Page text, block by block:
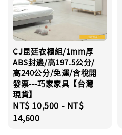
CJ昆廷衣櫃組/1mm厚
ABS封邊/高197.5公分/
高240公分/免運/含稅開
發票---巧家家具【台灣
現貨】
Regular
price
NT$ 10,500 - NT$
14,600